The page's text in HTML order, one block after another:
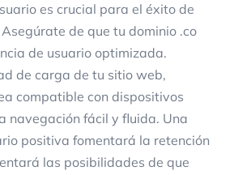
es crucial para el éxito de
de que tu dominio .co
de usuario optimizada.
de carga de tu sitio web,
compatible con dispositivos
navegación fácil y fluida. Una
positiva fomentará la retención
las posibilidades de que